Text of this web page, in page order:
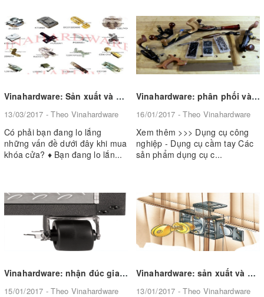
Vinahardware: Sản xuất và cung ứng các sản phẩm khóa cửa khóa tủ
13/03/2017 - Theo Vinahardware
Có phải bạn đang lo lắng
những vấn đề dưới đây khi mua
khóa cửa? ♦ Bạn đang lo lắn...
Vinahardware: phân phối và cung cấp dụng cụ công nghiệp - dụng cụ cầm tay
16/01/2017 - Theo Vinahardware
Xem thêm >>> Dụng cụ công
nghiệp - Dụng cụ cầm tay Các
sản phẩm dụng cụ c...
Vinahardware: nhận đúc gia công và cung cấp các loại bánh xe tủ - bánh xe đẩy công nghiệp
15/01/2017 - Theo Vinahardware
Vinahardware: sản xuất và cung ứng các loại khóa tủ - khóa cửa theo yêu cầu
13/01/2017 - Theo Vinahardware